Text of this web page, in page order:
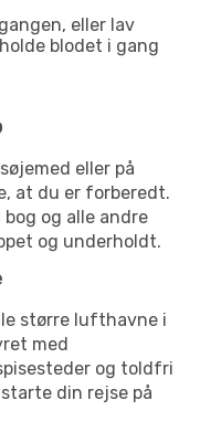
eller lav
blodet i gang
eller på
at du er forberedt.
bog og alle andre
og underholdt.
større lufthavne i
med
og toldfri
din rejse på